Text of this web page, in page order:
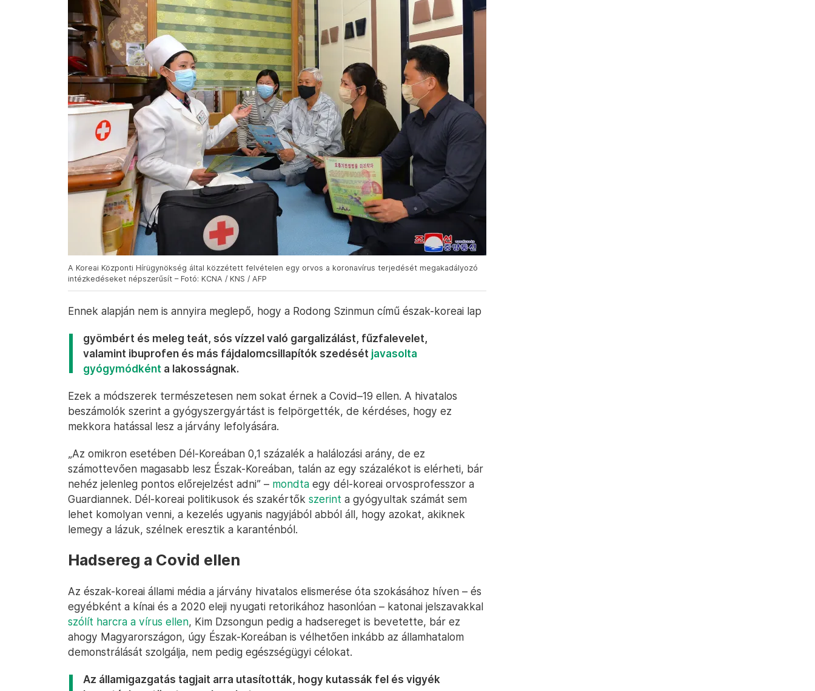
A Koreai Központi Hírügynökség által közzétett felvételen egy orvos a koronavírus terjedését megakadályozó
intézkedéseket népszerűsít – Fotó: KCNA / KNS / AFP
Ennek alapján nem is annyira meglepő, hogy a Rodong Szinmun című észak-koreai lap
gyömbért és meleg teát, sós vízzel való gargalizálást, fűzfalevelet,
valamint ibuprofen és más fájdalomcsillapítók szedését javasolta
gyógymódként a lakosságnak.
Ezek a módszerek természetesen nem sokat érnek a Covid–19 ellen. A hivatalos
beszámolók szerint a gyógyszergyártást is felpörgették, de kérdéses, hogy ez
mekkora hatással lesz a járvány lefolyására.
„Az omikron esetében Dél-Koreában 0,1 százalék a halálozási arány, de ez
számottevően magasabb lesz Észak-Koreában, talán az egy százalékot is elérheti, bár
nehéz jelenleg pontos előrejelzést adni” – mondta egy dél-koreai orvosprofesszor a
Guardiannek. Dél-koreai politikusok és szakértők szerint a gyógyultak számát sem
lehet komolyan venni, a kezelés ugyanis nagyjából abból áll, hogy azokat, akiknek
lemegy a lázuk, szélnek eresztik a karanténból.
Hadsereg a Covid ellen
Az észak-koreai állami média a járvány hivatalos elismerése óta szokásához híven – és
egyébként a kínai és a 2020 eleji nyugati retorikához hasonlóan – katonai jelszavakkal
szólít harcra a vírus ellen, Kim Dzsongun pedig a hadsereget is bevetette, bár ez
ahogy Magyarországon, úgy Észak-Koreában is vélhetően inkább az államhatalom
demonstrálását szolgálja, nem pedig egészségügyi célokat.
Az államigazgatás tagjait arra utasították, hogy kutassák fel és vigyék